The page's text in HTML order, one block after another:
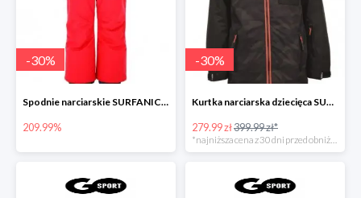
-30%
Spodnie narciarskie SURFANIC ECHO
209.99%
-30%
Kurtka narciarska dziecięca SURFANIC BRAVO
279.99 zł399.99 zł*